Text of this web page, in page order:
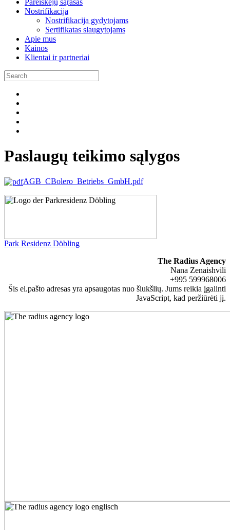
Pareiškėjų sąrašas
Nostrifikacija
Nostrifikacija gydytojams
Sertifikatas slaugytojams
Apie mus
Kainos
Klientai ir partneriai
Paslaugų teikimo sąlygos
AGB_CBolero_Betriebs_GmbH.pdf
Park Residenz Döbling
The Radius Agency
Nana Zenaishvili
+995 599968006
Šis el.pašto adresas yra apsaugotas nuo šiukšlių. Jums reikia įgalinti
JavaScript, kad peržiūrėti jį.